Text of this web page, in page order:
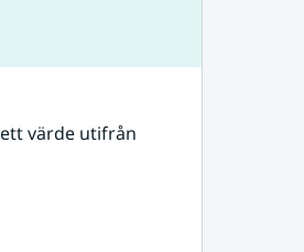
värde utifrån